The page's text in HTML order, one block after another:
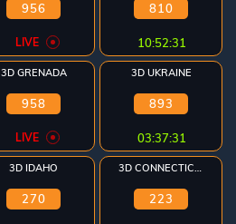
956
LIVE
810
10:52:31
3D GRENADA
958
LIVE
3D UKRAINE
893
03:37:31
3D IDAHO
270 223